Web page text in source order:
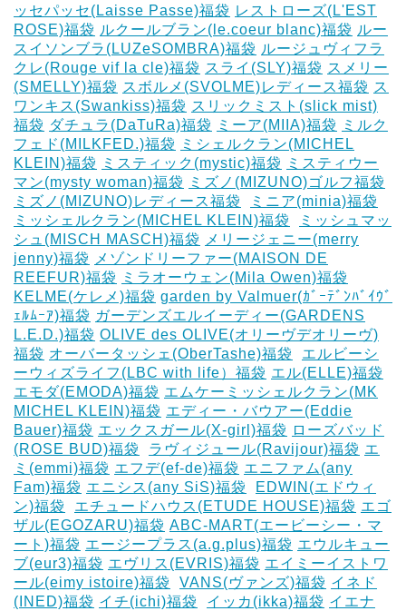
ッセパッセ(Laisse Passe)福袋 レストローズ(L'EST
ROSE)福袋 ルクールブラン(le.coeur blanc)福袋 ルー
スイソンブラ(LUZeSOMBRA)福袋 ルージュヴィフラ
クレ(Rouge vif la cle)福袋 スライ(SLY)福袋 スメリー
(SMELLY)福袋 スボルメ(SVOLME)レディース福袋 ス
ワンキス(Swankiss)福袋 スリックミスト(slick mist)
福袋 ダチュラ(DaTuRa)福袋 ‎ミーア(MIIA)福袋
ミルク
フェド(MILKFED.)福袋
ミシェルクラン(MICHEL
KLEIN)福袋
ミスティック(mystic)福袋
ミスティウー
マン(mysty woman)福袋
ミズノ(MIZUNO)ゴルフ福袋
ミズノ(MIZUNO)レディース福袋
ミニア(minia)福袋
ミッシェルクラン(MICHEL KLEIN)福袋
ミッシュマッ
シュ(MISCH MASCH)福袋
メリージェニー(merry
jenny)福袋
メゾンドリーファー(MAISON DE
REEFUR)福袋
ミラオーウェン(Mila Owen)福袋
KELME(ケレメ)福袋 ‎garden by Valmuer(ｶﾞｰﾃﾞﾝﾊﾞｲｳﾞ
ｪﾙﾑｰｱ)福袋 ガーデンズエルイーディー(GARDENS
L.E.D.)福袋 OLIVE des OLIVE(オリーヴデオリーヴ)
福袋 オーバータッシェ(OberTashe)福袋
エルビーシ
ーウィズライフ(LBC with life）福袋 エル(ELLE)福袋
エモダ(EMODA)福袋 エムケーミッシェルクラン(MK
MICHEL KLEIN)福袋 エディー・バウアー(Eddie
Bauer)福袋 エックスガール(X-girl)福袋 ローズバッド
(ROSE BUD)福袋
ラヴィジュール(Ravijour)福袋 エ
ミ(emmi)福袋 エフデ(ef-de)福袋 エニファム(any
Fam)福袋 エニシス(any SiS)福袋
EDWIN(エドウィ
ン)福袋
エチュードハウス(ETUDE HOUSE)福袋 エゴ
ザル(EGOZARU)福袋 ABC-MART(エービーシー・マ
ート)福袋 エージープラス(a.g.plus)福袋 エウルキュー
ブ(eur3)福袋 エヴリス(EVRIS)福袋 エイミーイストワ
ール(eimy istoire)福袋
VANS(ヴァンズ)福袋 イネド
(INED)福袋 イチ(ichi)福袋 イッカ(ikka)福袋 イエナ